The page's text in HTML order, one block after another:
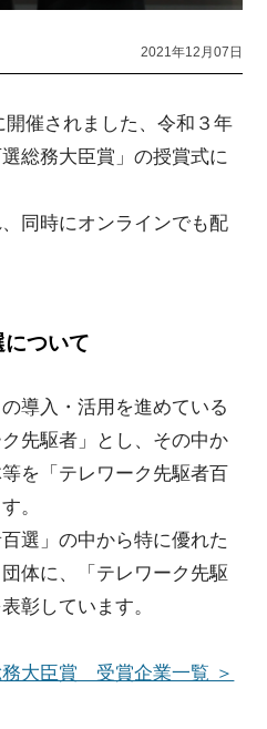
2021年12月07日
開催されました、令和３年
総務大臣賞」の授賞式に
同時にオンラインでも配
ついて
導入・活用を進めている
先駆者」とし、その中か
を「テレワーク先駆者百
。
選」の中から特に優れた
体に、「テレワーク先駆
彰しています。
大臣賞 受賞企業一覧 ＞